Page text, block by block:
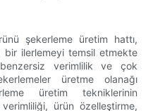
şekerleme üretim hattı,
bir ilerlemeyi temsil etmekte
verimlilik ve çok
üretme olanağı
üretim tekniklerinin
ürün özelleştirme,